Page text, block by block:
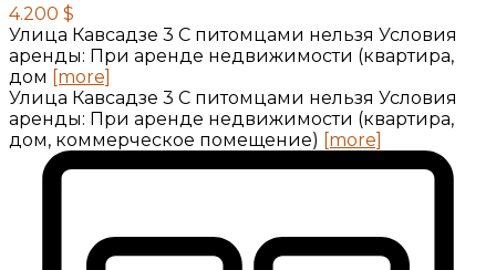
4.200 $
Улица Кавсадзе 3 C питомцами нельзя Условия
аренды: При аренде недвижимости (квартира,
дом [more]
Улица Кавсадзе 3 C питомцами нельзя Условия
аренды: При аренде недвижимости (квартира,
дом, коммерческое помещение) [more]